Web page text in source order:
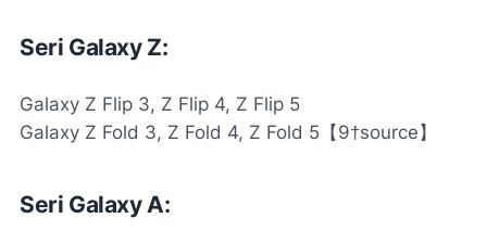
Seri Galaxy Z:
Galaxy Z Flip 3, Z Flip 4, Z Flip 5
Galaxy Z Fold 3, Z Fold 4, Z Fold 5【9†source】
Seri Galaxy A: